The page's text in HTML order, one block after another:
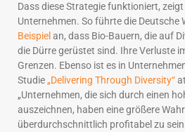
Dass diese Strategie funktioniert,
Unternehmen. So führte die Deutsche
Beispielan, dass Bio-Bauern, die auf
die Dürre gerüstet sind. Ihre Verluste
Grenzen. Ebenso ist es in
Studie„Delivering Through Diversity“
„Unternehmen, die sich durch einen
auszeichnen, haben eine größere
überdurchschnittlich profitabel zu